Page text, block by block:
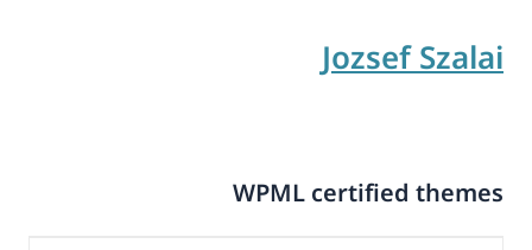
Jozsef Szalai
WPML certified themes